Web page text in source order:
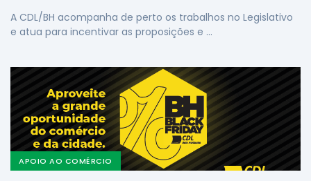
A CDL/BH acompanha de perto os trabalhos no Legislativo
e atua para incentivar as proposições e …
APOIO AO COMÉRCIO